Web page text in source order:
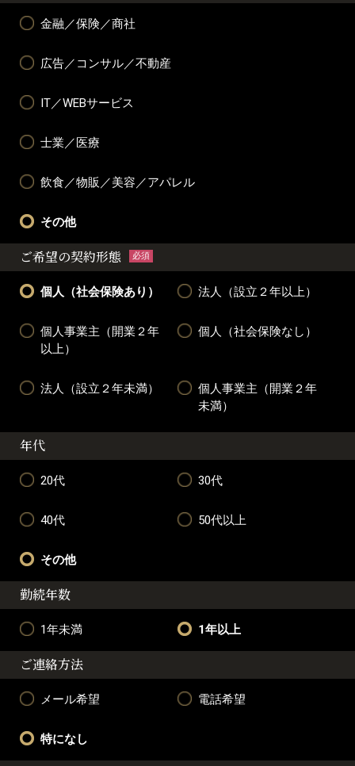
金融／保険／商社
広告／コンサル／不動産
IT／WEBサービス
士業／医療
飲食／物販／美容／アパレル
その他
ご希望の契約形態 必須
個人（社会保険あり） 法人（設立２年以上）
個人事業主（開業２年
以上）
個人（社会保険なし）
法人（設立２年未満）
個人事業主（開業２年
未満）
年代
20代 30代
40代 50代以上
その他
勤続年数
1年未満 1年以上
ご連絡方法
メール希望 電話希望
特になし